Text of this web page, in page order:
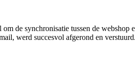
de synchronisatie tussen de
werd succesvol afgerond en